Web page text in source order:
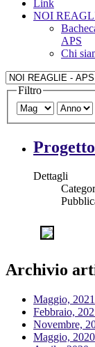
Link
NOI
APS
Chi
Filtro
Dettagli
Archivio
Maggio, 2021
Febbraio,
Novembre,
Maggio, 2020